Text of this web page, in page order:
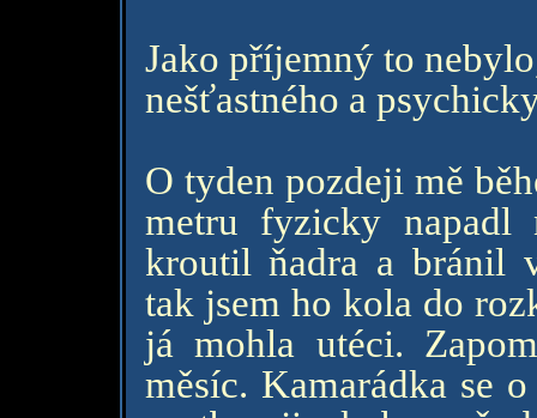
Jako příjemný to
nešťastného a
O tyden pozdeji mě
metru fyzicky napadl
kroutil ňadra a bránil
tak jsem ho kola do
já mohla utéci.
měsíc. Kamarádka se